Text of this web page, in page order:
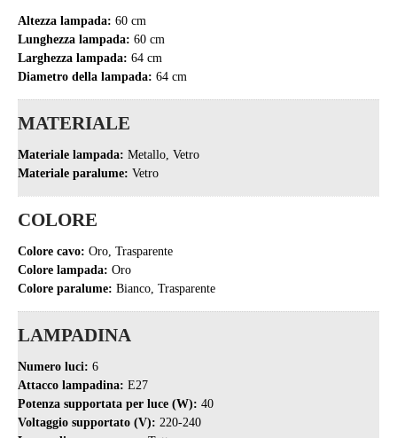
Altezza lampada: 60 cm
Lunghezza lampada: 60 cm
Larghezza lampada: 64 cm
Diametro della lampada: 64 cm
MATERIALE
Materiale lampada: Metallo, Vetro
Materiale paralume: Vetro
COLORE
Colore cavo: Oro, Trasparente
Colore lampada: Oro
Colore paralume: Bianco, Trasparente
LAMPADINA
Numero luci: 6
Attacco lampadina: E27
Potenza supportata per luce (W): 40
Voltaggio supportato (V): 220-240